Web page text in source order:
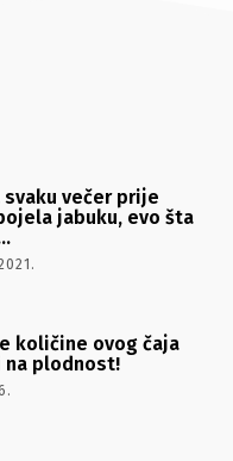
svaku večer prije
jabuku, evo šta
količine ovog čaja
plodnost!